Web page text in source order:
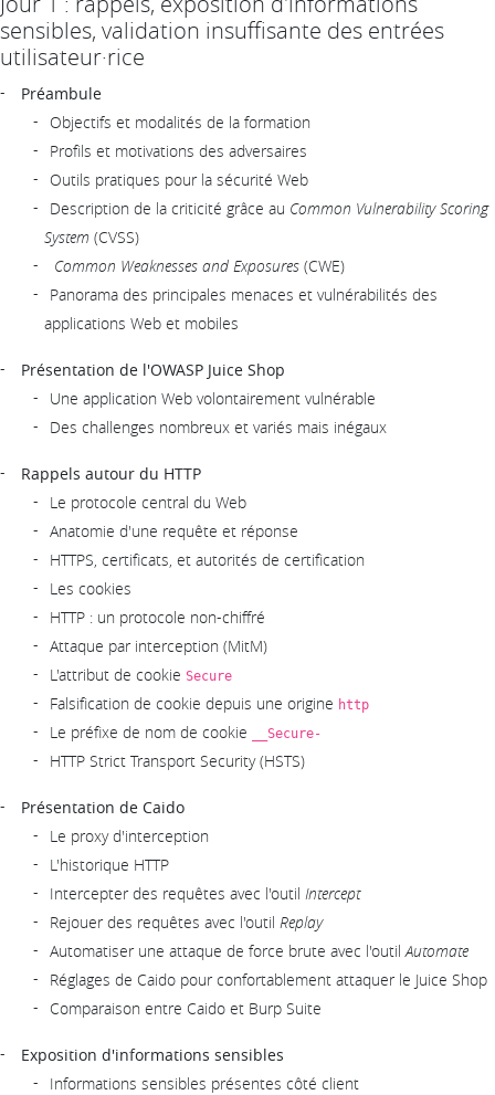
sensibles, validation insuffisante des entrées
utilisateur·rice
Préambule
Objectifs et modalités de la formation
Profils et motivations des adversaires
Outils pratiques pour la sécurité Web
Description de la criticité grâce au Common Vulnerability Scoring
System (CVSS)
Common Weaknesses and Exposures (CWE)
Panorama des principales menaces et vulnérabilités des
applications Web et mobiles
Présentation de l'OWASP Juice Shop
Une application Web volontairement vulnérable
Des challenges nombreux et variés mais inégaux
Rappels autour du HTTP
Le protocole central du Web
Anatomie d'une requête et réponse
HTTPS, certificats, et autorités de certification
Les cookies
HTTP : un protocole non-chiffré
Attaque par interception (MitM)
L'attribut de cookie Secure
Falsification de cookie depuis une origine http
Le préfixe de nom de cookie __Secure-
HTTP Strict Transport Security (HSTS)
Présentation de Caido
Le proxy d'interception
L'historique HTTP
Intercepter des requêtes avec l'outil Intercept
Rejouer des requêtes avec l'outil Replay
Automatiser une attaque de force brute avec l'outil Automate
Réglages de Caido pour confortablement attaquer le Juice Shop
Comparaison entre Caido et Burp Suite
Exposition d'informations sensibles
Informations sensibles présentes côté client